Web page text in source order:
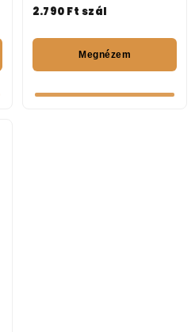
2.790 Ft szál
Megnézem